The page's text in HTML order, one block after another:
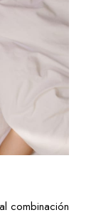
combinación